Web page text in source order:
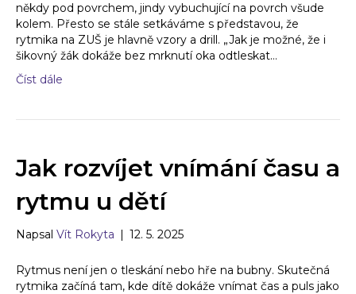
někdy pod povrchem, jindy vybuchující na povrch všude
kolem. Přesto se stále setkáváme s představou, že
rytmika na ZUŠ je hlavně vzory a drill. „Jak je možné, že i
šikovný žák dokáže bez mrknutí oka odtleskat…
Číst dále
Jak rozvíjet vnímání času a
rytmu u dětí
Napsal Vít Rokyta | 12. 5. 2025
Rytmus není jen o tleskání nebo hře na bubny. Skutečná
rytmika začíná tam, kde dítě dokáže vnímat čas a puls jako